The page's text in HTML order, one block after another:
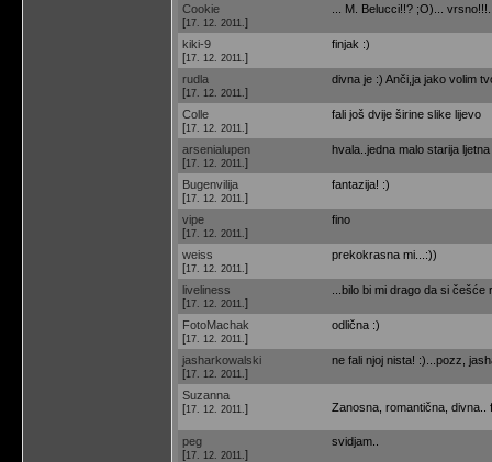
Cookie
[17. 12. 2011. ]
... M. Belucci!!? ;O)...
kiki-9
[17. 12. 2011. ]
finjak :)
rudla
[17. 12. 2011. ]
divna je :) Anči,ja jako volim
Colle
[17. 12. 2011. ]
fali još dvije širine slike lijevo
arsenialupen
[17. 12. 2011. ]
hvala..jedna malo starija
Bugenvilija
[17. 12. 2011. ]
fantazija! :)
vipe
[17. 12. 2011. ]
fino
weiss
[17. 12. 2011. ]
prekokrasna mi...:))
liveliness
[17. 12. 2011. ]
...bilo bi mi drago da si
FotoMachak
[17. 12. 2011. ]
odlična :)
jasharkowalski
[17. 12. 2011. ]
ne fali njoj nista! :)...pozz,
Suzanna
[17. 12. 2011. ] Zanosna, romantična, divna..
peg
[17. 12. 2011. ]
svidjam..